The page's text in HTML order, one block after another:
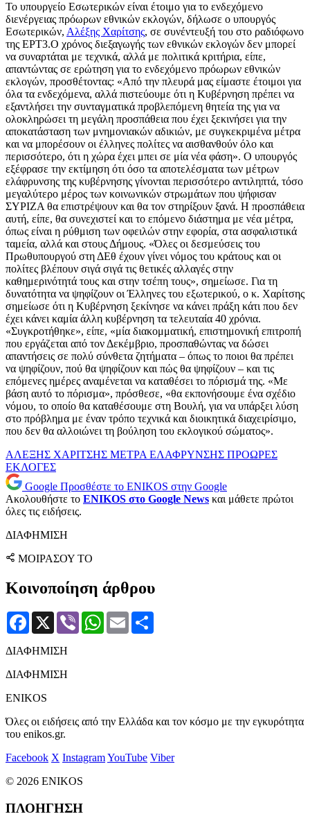
To υπουργείο Εσωτερικών είναι έτοιμο για το ενδεχόμενο
διενέργειας πρόωρων εθνικών εκλογών, δήλωσε ο υπουργός
Εσωτερικών, Αλέξης Χαρίτσης, σε συνέντευξή του στο ραδιόφωνο
της ΕΡΤ3.Ο χρόνος διεξαγωγής των εθνικών εκλογών δεν μπορεί
να συναρτάται με τεχνικά, αλλά με πολιτικά κριτήρια, είπε,
απαντώντας σε ερώτηση για το ενδεχόμενο πρόωρων εθνικών
εκλογών, προσθέτοντας: «Από την πλευρά μας είμαστε έτοιμοι για
όλα τα ενδεχόμενα, αλλά πιστεύουμε ότι η Κυβέρνηση πρέπει να
εξαντλήσει την συνταγματικά προβλεπόμενη θητεία της για να
ολοκληρώσει τη μεγάλη προσπάθεια που έχει ξεκινήσει για την
αποκατάσταση των μνημονιακών αδικιών, με συγκεκριμένα μέτρα
και να μπορέσουν οι έλληνες πολίτες να αισθανθούν όλο και
περισσότερο, ότι η χώρα έχει μπει σε μία νέα φάση». Ο υπουργός
εξέφρασε την εκτίμηση ότι όσο τα αποτελέσματα των μέτρων
ελάφρυνσης της κυβέρνησης γίνονται περισσότερο αντιληπτά, τόσο
μεγαλύτερο μέρος των κοινωνικών στρωμάτων που ψήφισαν
ΣΥΡΙΖΑ θα επιστρέψουν και θα τον στηρίξουν ξανά. Η προσπάθεια
αυτή, είπε, θα συνεχιστεί και το επόμενο διάστημα με νέα μέτρα,
όπως είναι η ρύθμιση των οφειλών στην εφορία, στα ασφαλιστικά
ταμεία, αλλά και στους Δήμους. «Όλες οι δεσμεύσεις του
Πρωθυπουργού στη ΔΕθ έχουν γίνει νόμος του κράτους και οι
πολίτες βλέπουν σιγά σιγά τις θετικές αλλαγές στην
καθημερινότητά τους και στην τσέπη τους», σημείωσε. Για τη
δυνατότητα να ψηφίζουν οι Έλληνες του εξωτερικού, ο κ. Χαρίτσης
σημείωσε ότι η Κυβέρνηση ξεκίνησε να κάνει πράξη κάτι που δεν
έχει κάνει καμία άλλη κυβέρνηση τα τελευταία 40 χρόνια.
«Συγκροτήθηκε», είπε, «μία διακομματική, επιστημονική επιτροπή
που εργάζεται από τον Δεκέμβριο, προσπαθώντας να δώσει
απαντήσεις σε πολύ σύνθετα ζητήματα – όπως το ποιοι θα πρέπει
να ψηφίζουν, πού θα ψηφίζουν και πώς θα ψηφίζουν – και τις
επόμενες ημέρες αναμένεται να καταθέσει το πόρισμά της. «Με
βάση αυτό το πόρισμα», πρόσθεσε, «θα εκπονήσουμε ένα σχέδιο
νόμου, το οποίο θα καταθέσουμε στη Βουλή, για να υπάρξει λύση
στο πρόβλημα με έναν τρόπο τεχνικά και διοικητικά διαχειρίσιμο,
που δεν θα αλλοιώνει τη βούληση του εκλογικού σώματος».
ΑΛΕΞΗΣ ΧΑΡΙΤΣΗΣ ΜΕΤΡΑ ΕΛΑΦΡΥΝΣΗΣ ΠΡΟΩΡΕΣ
ΕΚΛΟΓΕΣ
Google Προσθέστε το ENIKOS στην Google
Ακολουθήστε το ENIKOS στο Google News και μάθετε πρώτοι
όλες τις ειδήσεις.
ΔΙΑΦΗΜΙΣΗ
ΜΟΙΡΑΣΟΥ ΤΟ
Κοινοποίηση άρθρου
Facebook
X Viber WhatsApp
Email
ΔΙΑΦΗΜΙΣΗ
ΔΙΑΦΗΜΙΣΗ
ENIKOS
Όλες οι ειδήσεις από την Ελλάδα και τον κόσμο με την εγκυρότητα
του enikos.gr.
Facebook X InstagramYouTube Viber
© 2026 ENIKOS
ΠΛΟΗΓΗΣΗ